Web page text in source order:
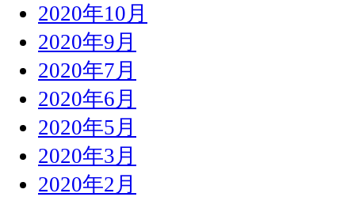
2020年10月
2020年9月
2020年7月
2020年6月
2020年5月
2020年3月
2020年2月